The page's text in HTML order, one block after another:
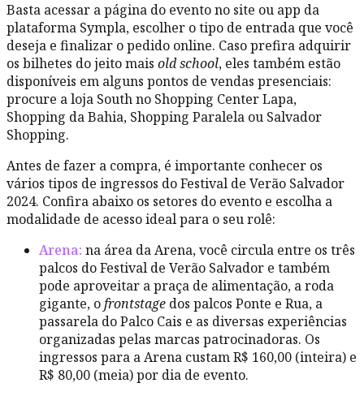
Basta acessar a página do evento no site ou app da
plataforma Sympla, escolher o tipo de entrada que você
deseja e finalizar o pedido online. Caso prefira adquirir
os bilhetes do jeito mais old school, eles também estão
disponíveis em alguns pontos de vendas presenciais:
procure a loja South no Shopping Center Lapa,
Shopping da Bahia, Shopping Paralela ou Salvador
Shopping.
Antes de fazer a compra, é importante conhecer os
vários tipos de ingressos do Festival de Verão Salvador
2024. Confira abaixo os setores do evento e escolha a
modalidade de acesso ideal para o seu rolê:
Arena: na área da Arena, você circula entre os três
palcos do Festival de Verão Salvador e também
pode aproveitar a praça de alimentação, a roda
gigante, ofrontstage dos palcos Ponte e Rua, a
passarela do Palco Cais e as diversas experiências
organizadas pelas marcas patrocinadoras. Os
ingressos para a Arena custam R$ 160,00 (inteira) e
R$ 80,00 (meia) por dia de evento.